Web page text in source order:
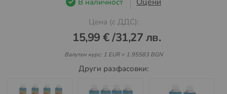
Цена (с ДДС):
15,99 €/31,27 лв.
Валутен курс: 1 EUR = 1.95583 BGN
Други разфасовки: